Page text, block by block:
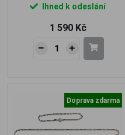
Ihned k odeslání
1 590 Kč
Doprava zdarma